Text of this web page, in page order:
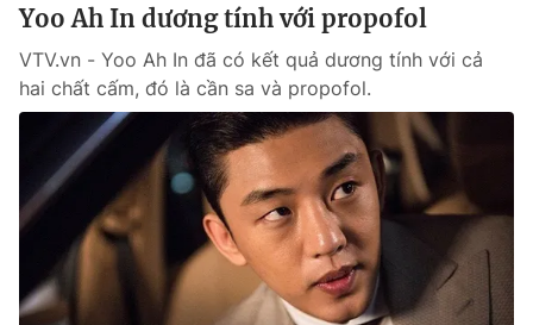
Yoo Ah In dương tính với propofol
VTV.vn - Yoo Ah In đã có kết quả dương tính với cả
hai chất cấm, đó là cần sa và propofol.